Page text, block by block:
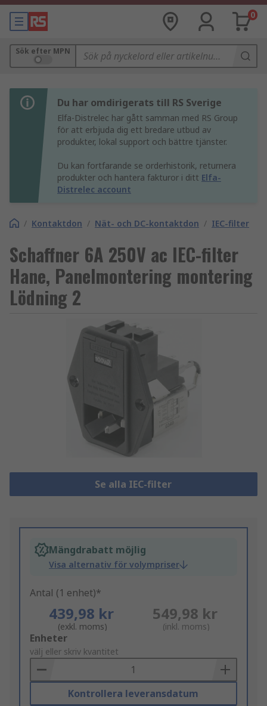
0
Sök efter MPN
Du har omdirigerats till RS Sverige
Elfa-Distrelec har gått samman med RS Group
för att erbjuda dig ett bredare utbud av
produkter, lokal support och bättre tjänster.
Du kan fortfarande se orderhistorik, returnera
produkter och hantera fakturor i ditt Elfa-
Distrelec account
/ Kontaktdon / Nät- och DC-kontaktdon / IEC-filter
Schaffner 6A 250V ac IEC-filter
Hane, Panelmontering montering
Lödning 2
Se alla IEC-filter
Mängdrabatt möjlig
Visa alternativ för volympriser
Antal (1 enhet)*
439,98 kr
(exkl. moms)
549,98 kr
(inkl. moms)
Add
to
Basket
Enheter
välj eller skriv kvantitet
Kontrollera leveransdatum